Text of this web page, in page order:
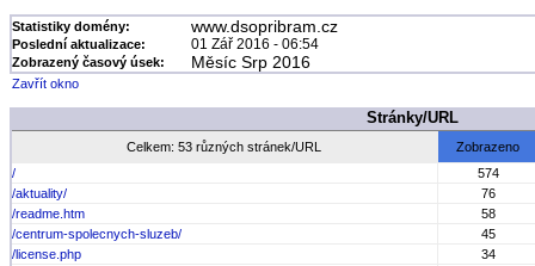
Statistiky domény: www.dsopribram.cz
Poslední aktualizace: 01 Zář 2016 - 06:54
Zobrazený časový úsek: Měsíc Srp 2016
Zavřít okno
Stránky/URL
Celkem: 53 různých stránek/URL
Zobrazeno
/
574
/aktuality/
76
/readme.htm
58
/centrum-spolecnych-sluzeb/
45
/license.php
34